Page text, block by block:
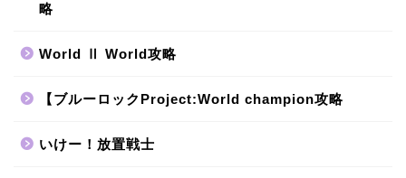
略
World Ⅱ World攻略
【ブルーロックProject:World champion攻略
いけー！放置戦士